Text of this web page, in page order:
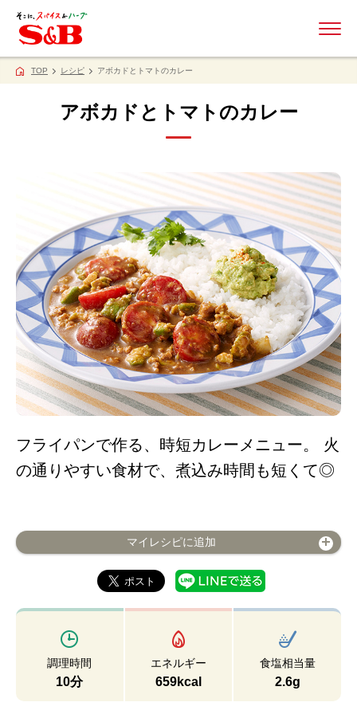
TOP レシピ アボカドとトマトのカレー
アボカドとトマトのカレー
フライパンで作る、時短カレーメニュー。 火
の通りやすい食材で、煮込み時間も短くて◎
マイレシピに追加
調理時間
10分
エネルギー
659kcal
食塩相当量
2.6g